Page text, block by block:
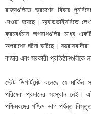
রাজ্যগুলিতে ভ্রমণের বিষয়ে
দেওয়া হয়েছে। অ্যাডভাইসরিতে
ক্রমবর্ধমান অপরাধগুলির মধ্যে
অপরাধের ঘটনা ঘটেছে।
বাজার এবং সরকারী
স্টেট ডিপার্টমেন্ট বলেছে যে
পরিষেবা প্রদানের সংস্থান নেই।
পশ্চিমবঙ্গের পশ্চিম ভাগ পর্যন্ত